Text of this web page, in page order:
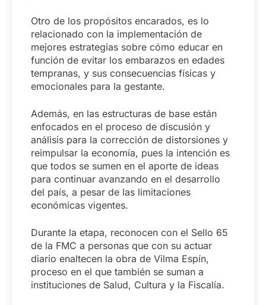
Otro de los propósitos encarados, es lo
relacionado con la implementación de
mejores estrategias sobre cómo educar en
función de evitar los embarazos en edades
tempranas, y sus consecuencias físicas y
emocionales para la gestante.
Además, en las estructuras de base están
enfocados en el proceso de discusión y
análisis para la corrección de distorsiones y
reimpulsar la economía, pues la intención es
que todos se sumen en el aporte de ideas
para continuar avanzando en el desarrollo
del país, a pesar de las limitaciones
económicas vigentes.
Durante la etapa, reconocen con el Sello 65
de la FMC a personas que con su actuar
diario enaltecen la obra de Vilma Espín,
proceso en el que también se suman a
instituciones de Salud, Cultura y la Fiscalía.